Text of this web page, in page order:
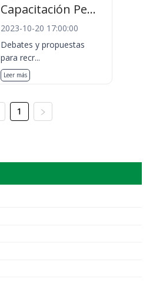
Capacitación Pe...
2023-10-20 17:00:00
Debates y propuestas
para recr...
Leer más
1